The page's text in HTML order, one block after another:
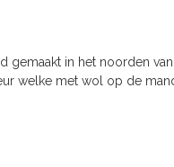
gemaakt in het noorden
welke met wol op de